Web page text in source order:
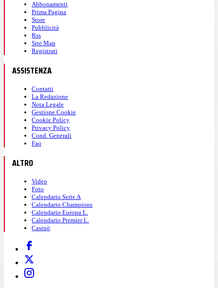
Abbonamenti
Prima Pagina
Store
Pubblicità
Rss
Site Map
Registrati
ASSISTENZA
Contatti
La Redazione
Nota Legale
Gestione Cookie
Cookie Policy
Privacy Policy
Cond. Generali
Faq
ALTRO
Video
Foto
Calendario Serie A
Calendario Champions
Calendario Europa L.
Calendario Premier L.
Casinò